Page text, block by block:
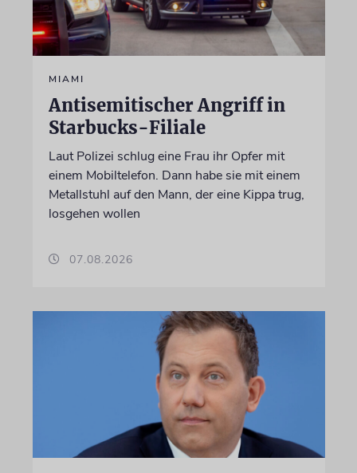
MIAMI
Antisemitischer Angriff in
Starbucks-Filiale
Laut Polizei schlug eine Frau ihr Opfer mit
einem Mobiltelefon. Dann habe sie mit einem
Metallstuhl auf den Mann, der eine Kippa trug,
losgehen wollen
07.08.2026